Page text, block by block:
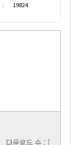
19824
다운로드 수 : [